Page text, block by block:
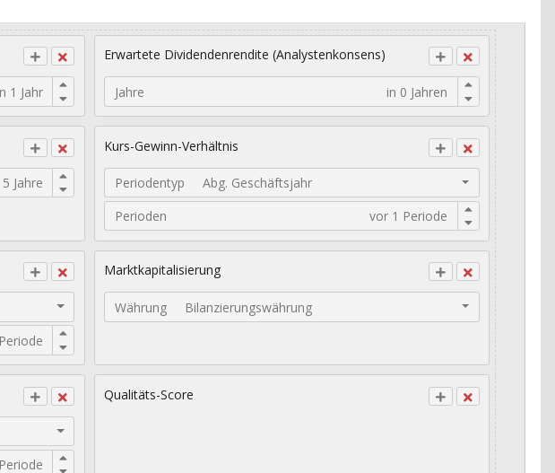
Erwartete Dividendenrendite (Analystenkonsens)
Jahre
Kurs-Gewinn-Verhältnis
Periodentyp
Abg. Geschäftsjahr
Perioden
Marktkapitalisierung
Währung Bilanzierungswährung
Qualitäts-Score